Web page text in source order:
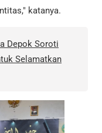
katanya.
Depok Soroti
Selamatkan